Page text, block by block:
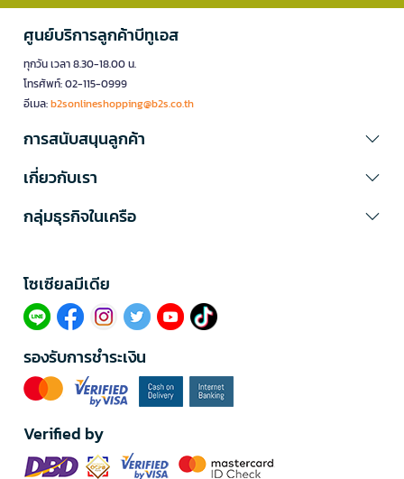
ศูนย์บริการลูกค้าบีทูเอส
ทุกวัน เวลา 8.30-18.00 น.
โทรศัพท์: 02-115-0999
อีเมล:b2sonlineshopping@b2s.co.th
การสนับสนุนลูกค้า
เกี่ยวกับเรา
กลุ่มธุรกิจในเครือ
โซเซียลมีเดีย​
รองรับการชำระเงิน
Verified by